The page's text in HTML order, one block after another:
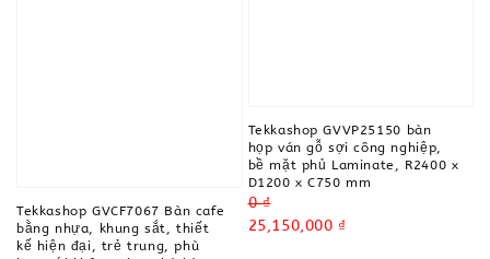
Tekkashop GVCF7067 Bàn cafe
bằng nhựa, khung sắt, thiết
kế hiện đại, trẻ trung, phù
Tekkashop GVVP25150 bàn
họp ván gỗ sợi công nghiệp,
bề mặt phủ Laminate, R2400 x
D1200 x C750 mm
Regular
price
0 ₫
Sale
25,150,000 ₫